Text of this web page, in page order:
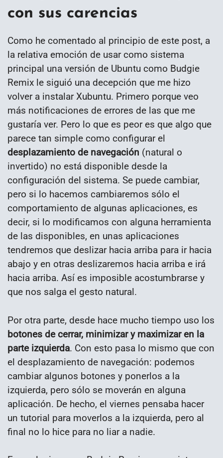
con sus carencias
Como he comentado al principio de este post, a
la relativa emoción de usar como sistema
principal una versión de Ubuntu como Budgie
Remix le siguió una decepción que me hizo
volver a instalar Xubuntu. Primero porque veo
más notificaciones de errores de las que me
gustaría ver. Pero lo que es peor es que algo que
parece tan simple como configurar el
desplazamiento de navegación (natural o
invertido) no está disponible desde la
configuración del sistema. Se puede cambiar,
pero si lo hacemos cambiaremos sólo el
comportamiento de algunas aplicaciones, es
decir, si lo modificamos con alguna herramienta
de las disponibles, en unas aplicaciones
tendremos que deslizar hacia arriba para ir hacia
abajo y en otras deslizaremos hacia arriba e irá
hacia arriba. Así es imposible acostumbrarse y
que nos salga el gesto natural.
Por otra parte, desde hace mucho tiempo uso los
botones de cerrar, minimizar y maximizar en la
parte izquierda. Con esto pasa lo mismo que con
el desplazamiento de navegación: podemos
cambiar algunos botones y ponerlos a la
izquierda, pero sólo se moverán en alguna
aplicación. De hecho, el viernes pensaba hacer
un tutorial para moverlos a la izquierda, pero al
final no lo hice para no liar a nadie.